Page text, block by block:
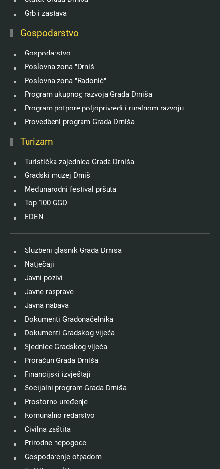
Grb i zastava
Gospodarstvo
Gospodarstvo
Poslovna zona "Drniš"
Poslovna zona "Radonić"
Program ukupnog razvoja Grada Drniša
Program potpore poljoprivredi i ruralnom razvoju
Provedbeni program Grada Drniša
Turizam
Turistička zajednica Grada Drniša
Gradski muzej Drniš
Međunarodni festival pršuta
Top 100 GGD
EDEN
Službeni glasnik Grada Drniša
Natječaji
Javni pozivi
Javne rasprave
Javna nabava
Dokumenti Gradonačelnika
Dokumenti Gradskog vijeća
Sjednice Gradskog vijeća
Proračun Grada Drniša
Financijski izvještaji
Socijalni program Grada Drniša
Prostorno uređenje
Komunalno redarstvo
Civilna zaštita
Prirodne nepogode
Gospodarenje otpadom